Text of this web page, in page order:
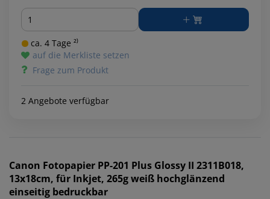
Menge
ca. 4 Tage ²⁾
auf die Merkliste setzen
Frage zum Produkt
2 Angebote verfügbar
Canon Fotopapier PP-201 Plus Glossy II 2311B018,
13x18cm, für Inkjet, 265g weiß hochglänzend
einseitig bedruckbar